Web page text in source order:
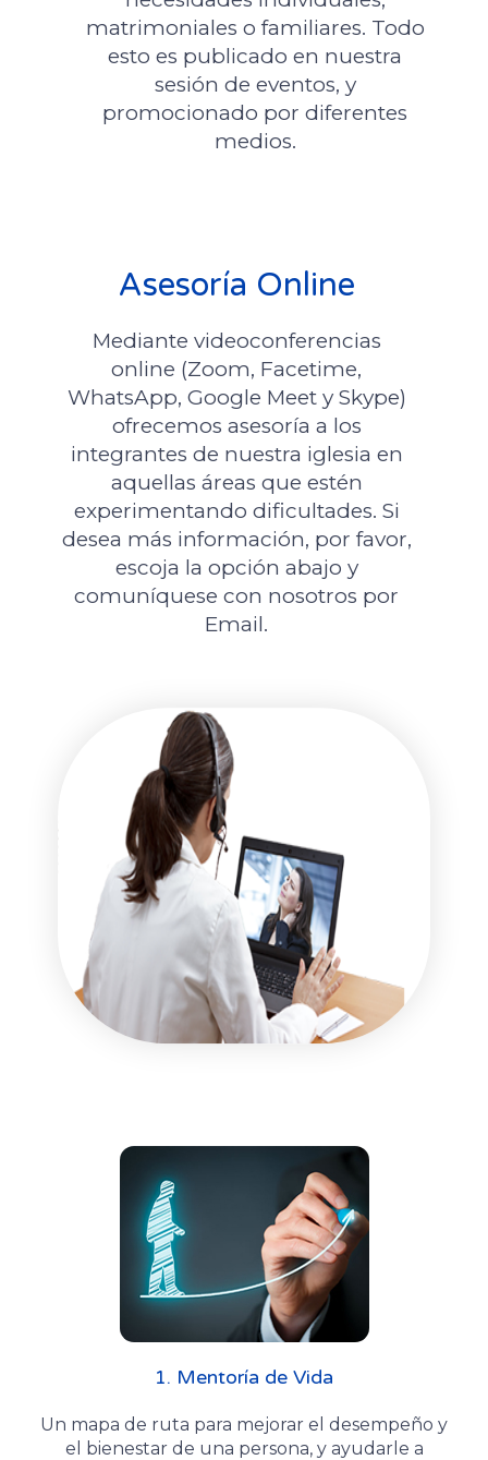
matrimoniales o familiares. Todo
esto es publicado en nuestra
sesión de eventos, y
promocionado por diferentes
medios.
Asesoría Online
Mediante videoconferencias
online (Zoom, Facetime,
WhatsApp, Google Meet y Skype)
ofrecemos asesoría a los
integrantes de nuestra iglesia en
aquellas áreas que estén
experimentando dificultades. Si
desea más información, por favor,
escoja la opción abajo y
comuníquese con nosotros por
Email.
1. Mentoría de Vida
Un mapa de ruta para mejorar el desempeño y
el bienestar de una persona, y ayudarle a